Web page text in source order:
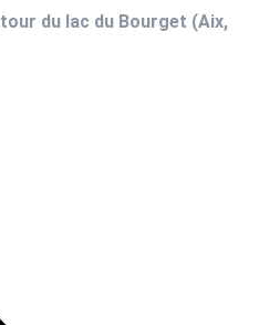
du lac du Bourget (Aix,